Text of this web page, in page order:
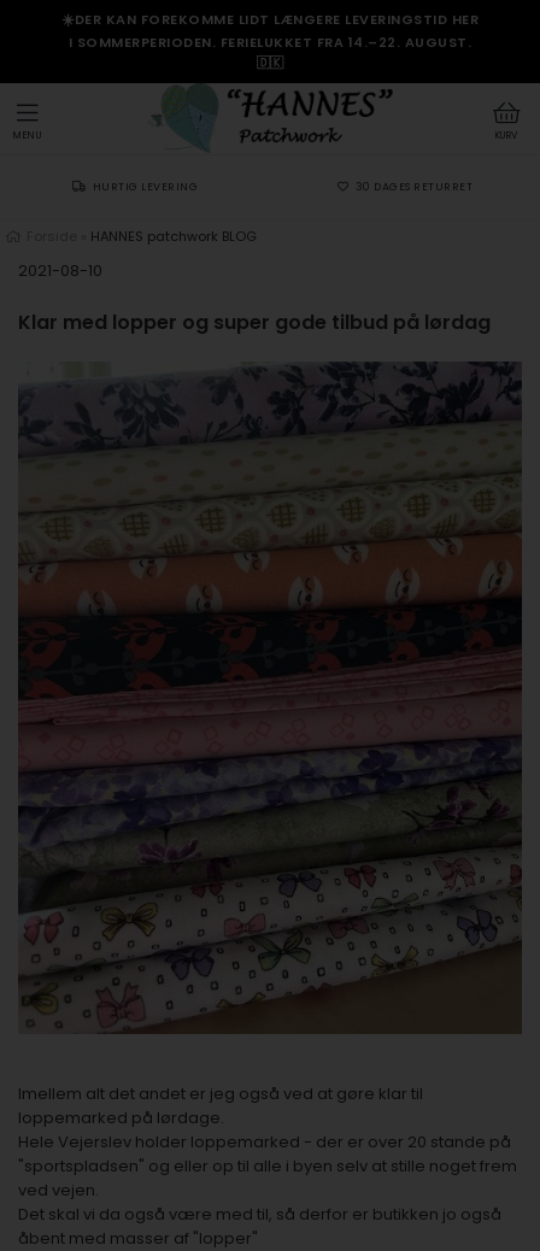
☀️DER KAN FOREKOMME LIDT LÆNGERE LEVERINGSTID HER
I SOMMERPERIODEN. FERIELUKKET FRA 14.–22. AUGUST.
🇩🇰
KURV
MENU
HURTIG LEVERING 30 DAGES RETURRET
HANNES patchwork BLOG
2021-08-10
Klar med lopper og super gode tilbud på lørdag
Imellem alt det andet er jeg også ved at gøre klar til
loppemarked på lørdage.
Hele Vejerslev holder loppemarked - der er over 20 stande på
"sportspladsen" og eller op til alle i byen selv at stille noget frem
ved vejen.
Det skal vi da også være med til, så derfor er butikken jo også
åbent med masser af "lopper"